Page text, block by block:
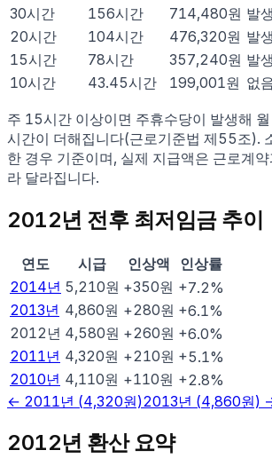
30시간 156시간 714,480원 발생
20시간 104시간 476,320원 발생
15시간 78시간 357,240원 발생
10시간 43.45시간 199,001원 없
주 15시간 이상이면 주휴수당이 발생해
시간이 더해집니다(근로기준법 제55조).
한 경우 기준이며, 실제 지급액은 근로계
라 달라집니다.
2012년 전후 최저임금 추이
연도 시급 인상액
인상률
2014년 5,210원 +350원 +7.2%
2013년 4,860원 +280원 +6.1%
2012년 4,580원 +260원 +6.0%
2011년 4,320원 +210원 +5.1%
2010년 4,110원 +110원 +2.8%
← 2011년 (4,320원)2013년 (4,860원)
2012년 환산 요약